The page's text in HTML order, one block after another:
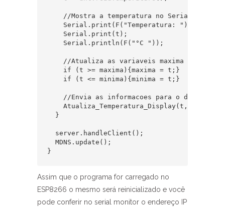
    //Mostra a temperatura no Serial Monitor
    Serial.print(F("Temperatura: "));
    Serial.print(t);
    Serial.println(F("°C "));
//Atualiza as variaveis maxima e
    if (t >= maxima){maxima = t;}
    if (t <= minima){minima = t;}
    //Envia as informacoes para o display
Atualiza_Temperatura_Display(t, maxima,
  }
  server.handleClient();
  MDNS.update();
}
Assim que o programa for carregado no
ESP8266 o mesmo será reinicializado e você
pode conferir no serial monitor o endereço IP